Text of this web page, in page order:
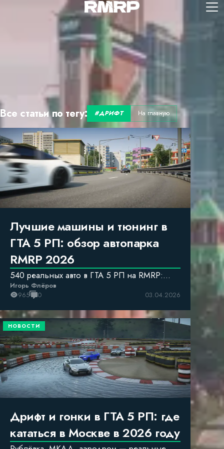
Все статьи по тегу: #ДРИФТ На главную
Лучшие машины и тюнинг в
ГТА 5 РП: обзор автопарка
RMRP 2026
540 реальных авто в ГТА 5 РП на RMRP:
ВАЗ, ГАЗ, УАЗ, BMW, Mercedes, Haval.
Игорь Флёров
965
0 03.04.2026
НОВОСТИ
Дрифт и гонки в ГТА 5 РП: где
кататься в Москве в 2026 году